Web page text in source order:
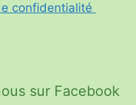
confidentialité
sur Facebook